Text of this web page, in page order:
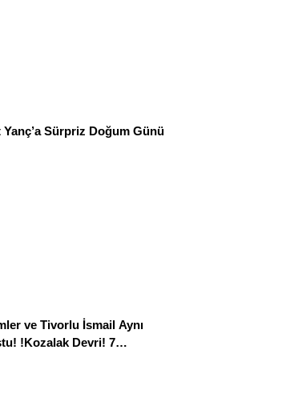
Yanç’a Sürpriz Doğum Günü
ve Tivorlu İsmail Aynı
!Kozalak Devri! 7